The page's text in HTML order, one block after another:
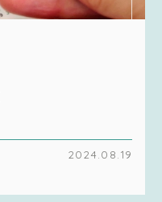
2024.08.19